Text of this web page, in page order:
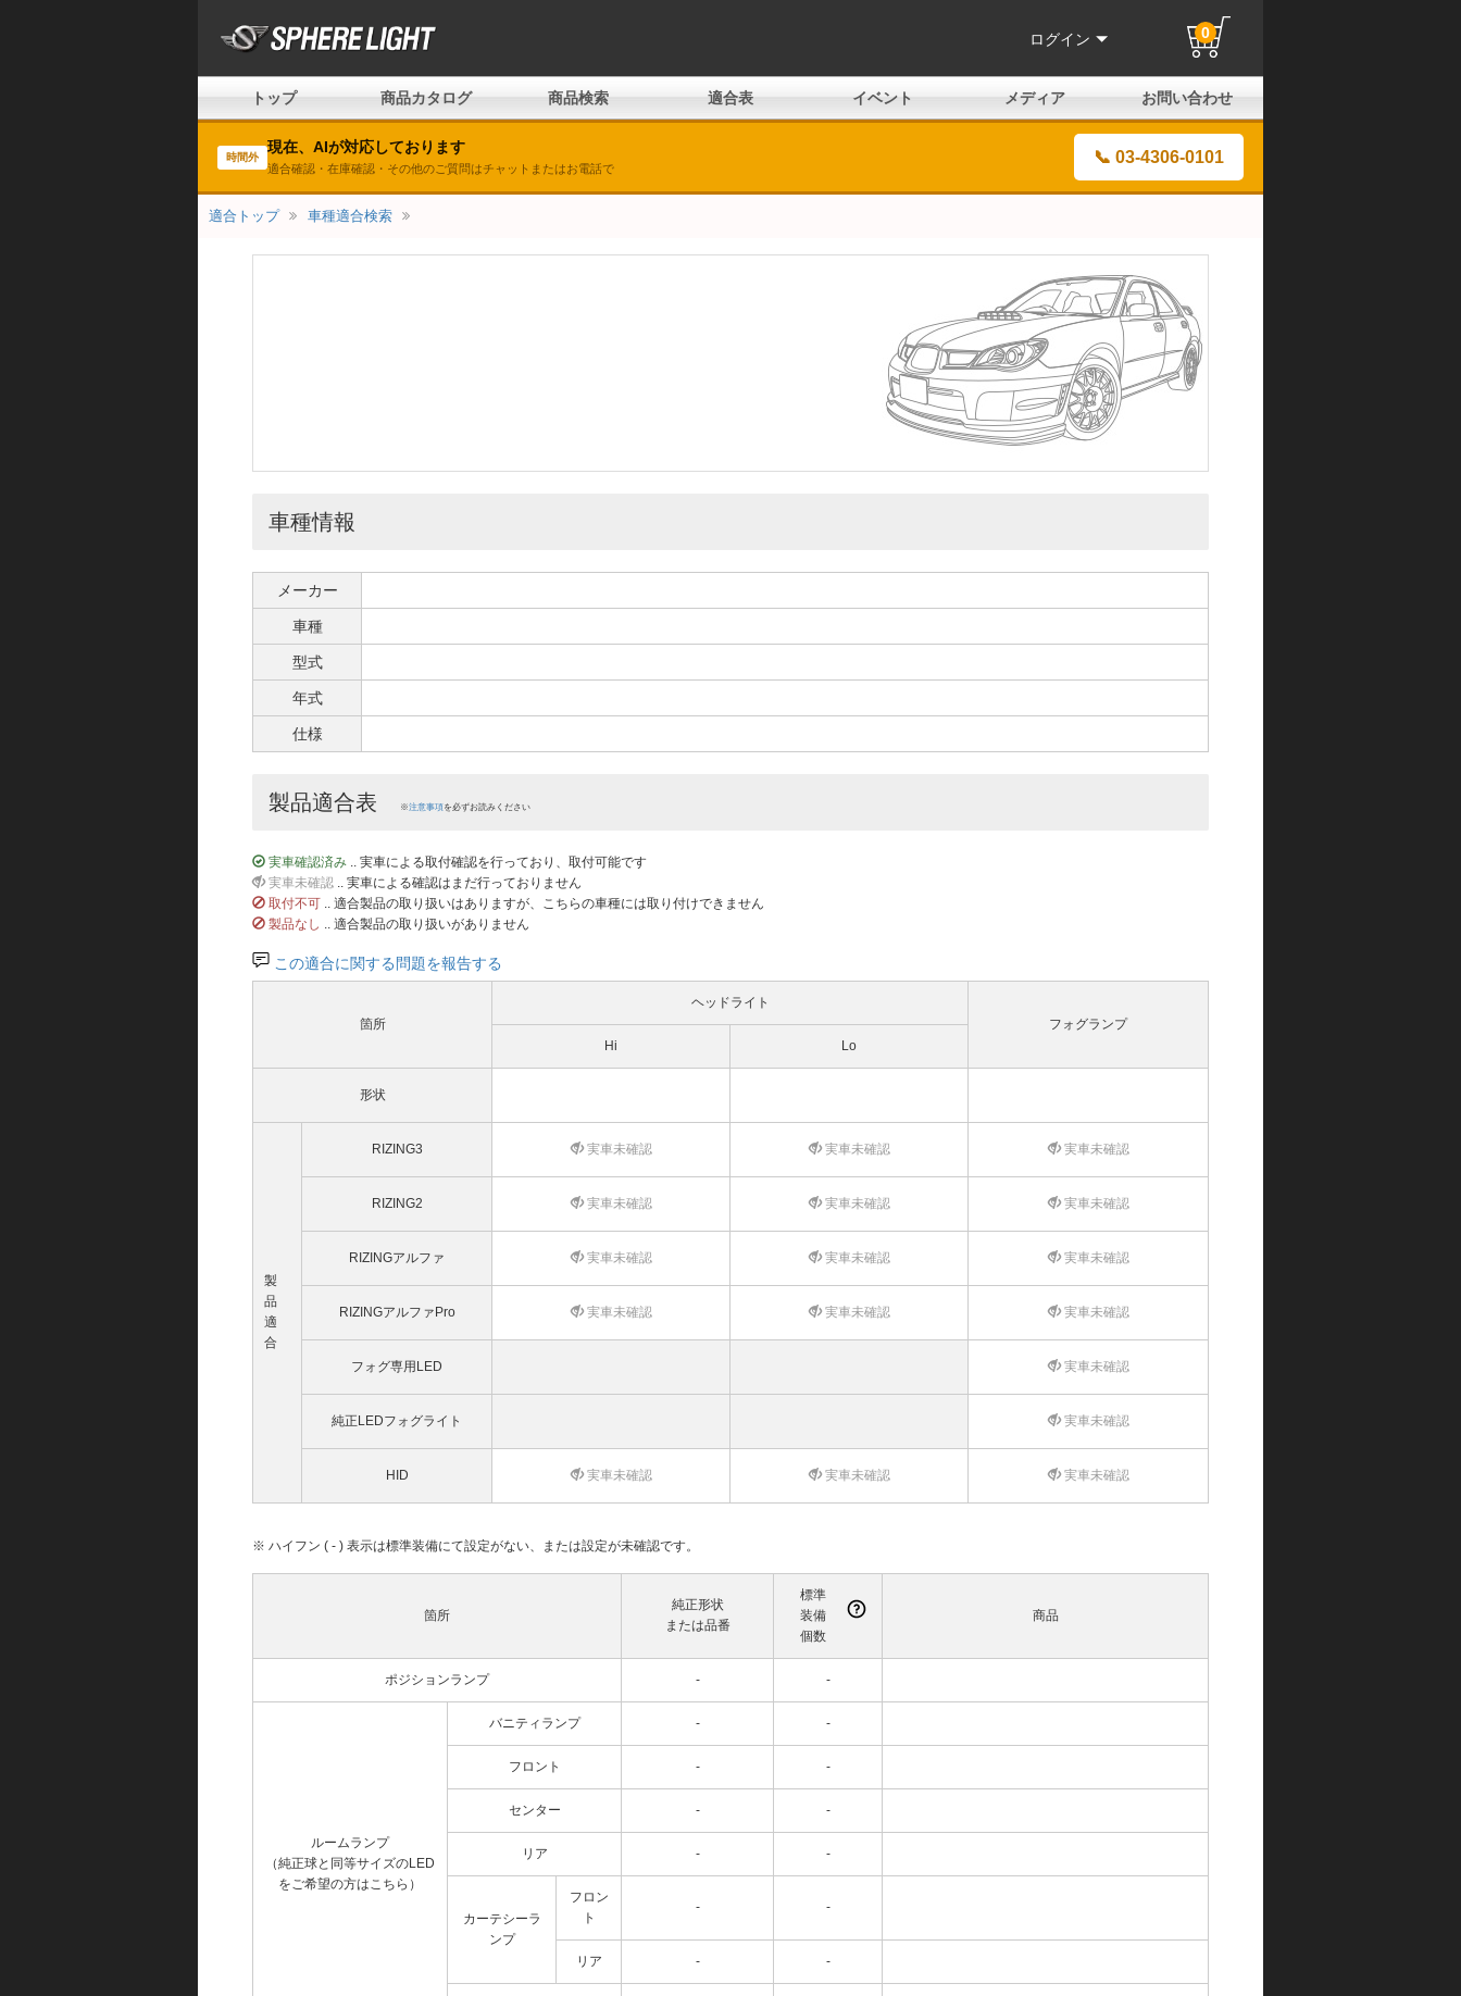
ログイン 0
トップ 商品カタログ 商品検索 適合表 イベント メディア お問い合わせ
時間外
現在、AIが対応しております
適合確認・在庫確認・その他のご質問はチャットまたはお電話で
📞 03-4306-0101
適合トップ 車種適合検索
車種情報
メーカー
車種
型式
年式
仕様
製品適合表 ※注意事項を必ずお読みください
実車確認済み .. 実車による取付確認を行っており、取付可能です
実車未確認 .. 実車による確認はまだ行っておりません
取付不可 .. 適合製品の取り扱いはありますが、こちらの車種には取り付けできません
製品なし .. 適合製品の取り扱いがありません
この適合に関する問題を報告する
箇所
ヘッドライト
フォグランプ
Hi
Lo
形状
製
品
適
合
RIZING3 実車未確認 実車未確認 実車未確認
RIZING2 実車未確認 実車未確認 実車未確認
RIZINGアルファ 実車未確認 実車未確認 実車未確認
RIZINGアルファPro 実車未確認 実車未確認 実車未確認
フォグ専用LED 実車未確認
純正LEDフォグライト 実車未確認
HID 実車未確認 実車未確認 実車未確認
※ ハイフン ( - ) 表示は標準装備にて設定がない、または設定が未確認です。
箇所
純正形状
または品番
標準
装備
個数
商品
ポジションランプ - -
ルームランプ
（純正球と同等サイズのLED
をご希望の方はこちら）
バニティランプ - -
フロント - -
センター - -
リア - -
カーテシーラ
ンプ
フロン
ト
- -
リア - -